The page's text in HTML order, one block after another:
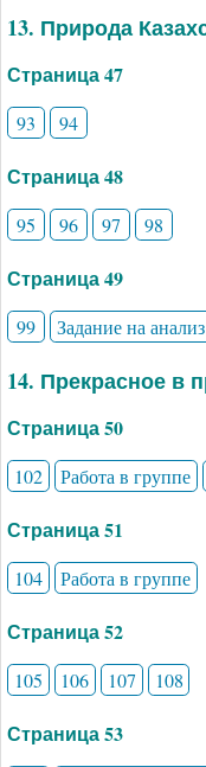
13. Природа
Страница 47
93 94
Страница 48
95 96 97 98
Страница 49
99 Задание на анализ
14. Прекрасное в
Страница 50
102 Работа в группе
Страница 51
104 Работа в группе
Страница 52
105 106 107 108
Страница 53